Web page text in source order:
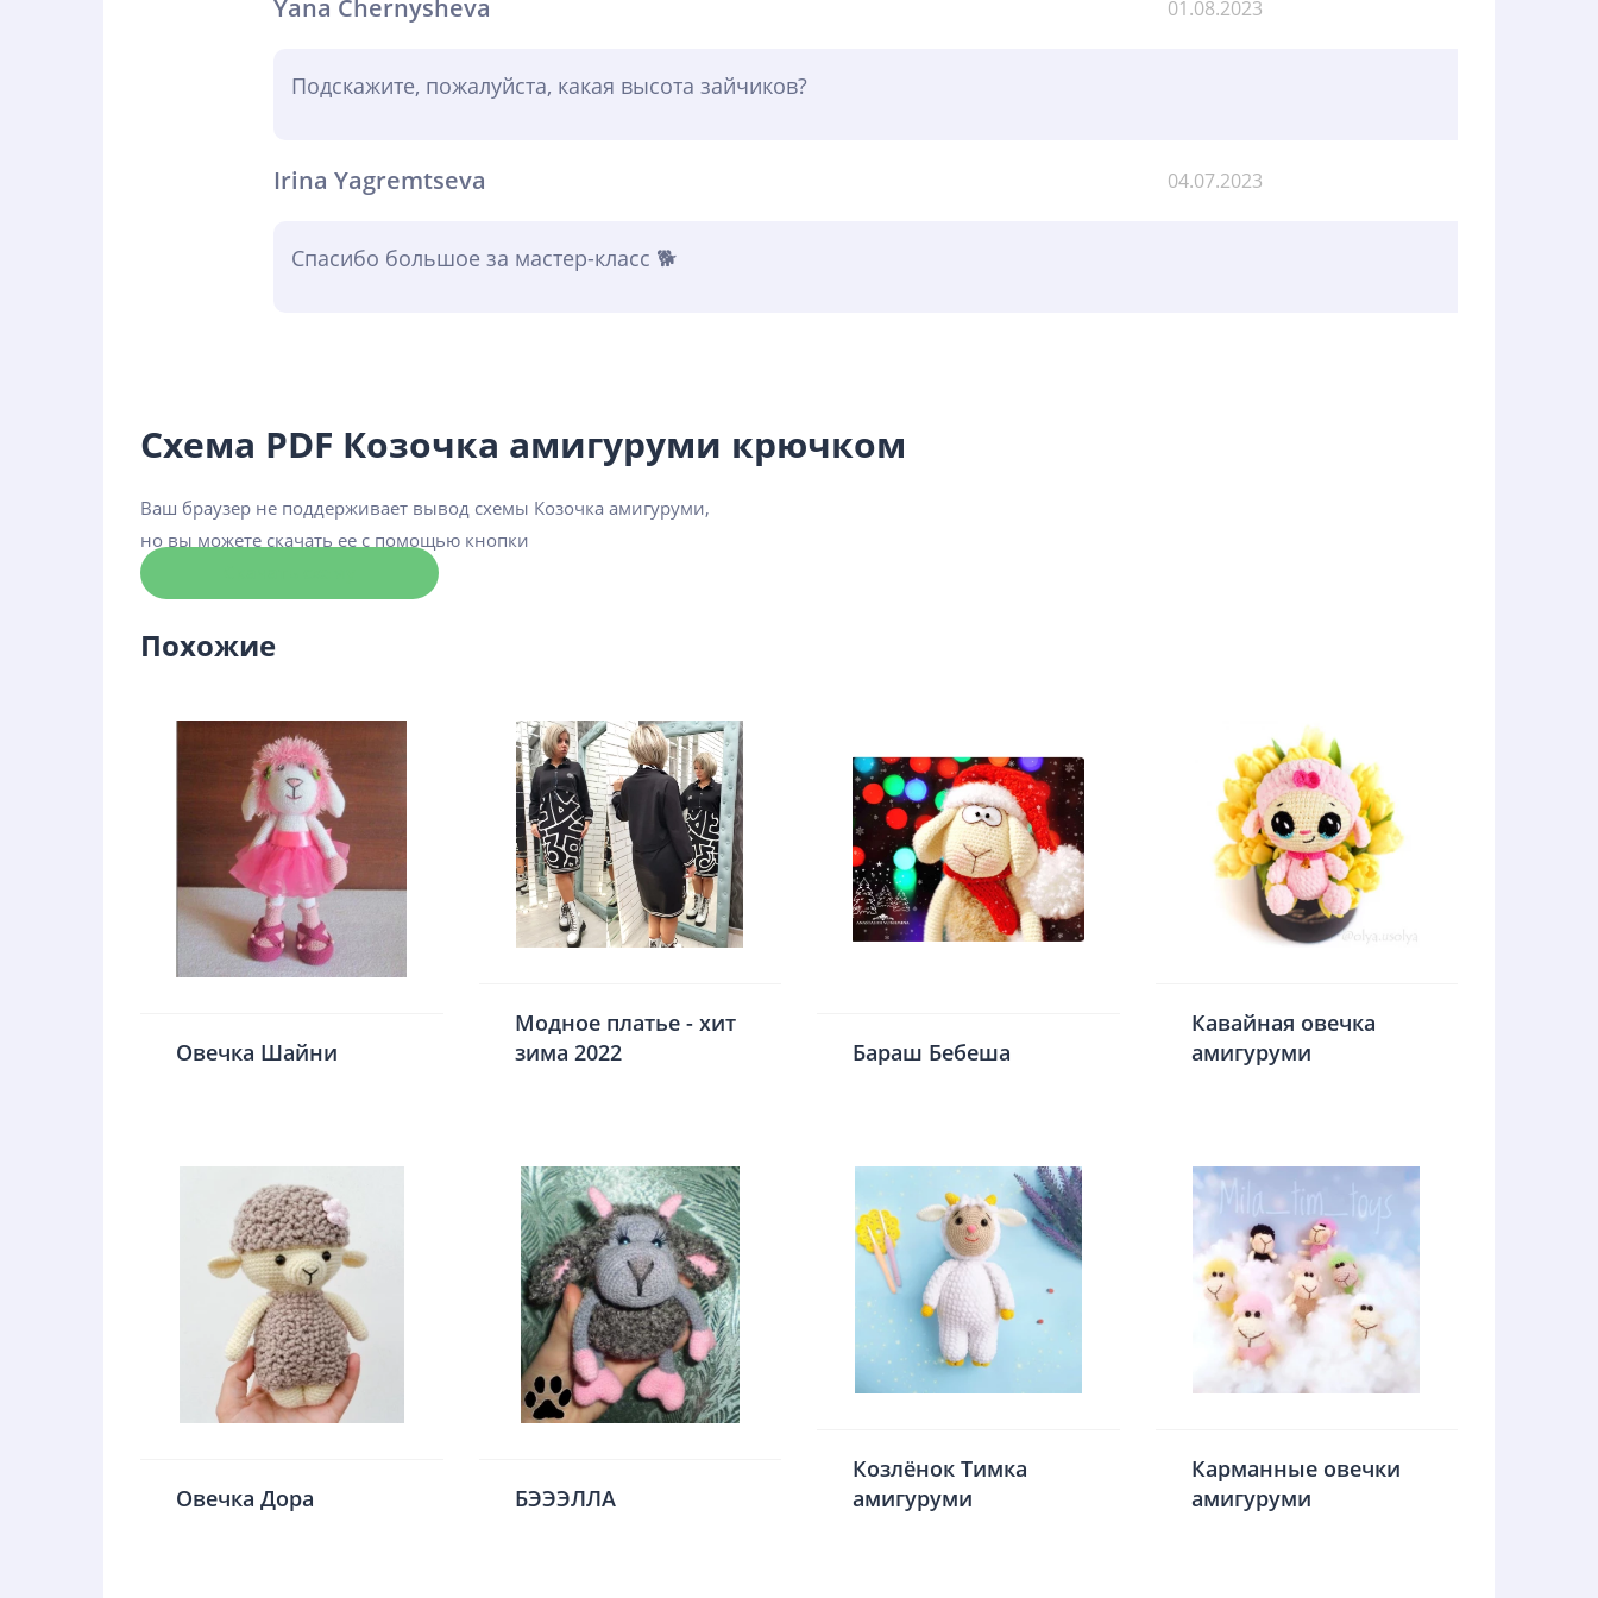
Yana Chernysheva 01.08.2023
Подскажите, пожалуйста, какая высота зайчиков?
Irina Yagremtseva 04.07.2023
Спасибо большое за мастер-класс 🐕
Схема PDF Козочка амигуруми крючком
Ваш браузер не поддерживает вывод схемы Козочка амигуруми,
но вы можете скачать ее с помощью кнопки
Похожие
Овечка Шайни
Модное платье - хит
зима 2022
Бараш Бебеша
Кавайная овечка
амигуруми
Овечка Дора БЭЭЭЛЛА
Козлёнок Тимка
амигуруми
Карманные овечки
амигуруми